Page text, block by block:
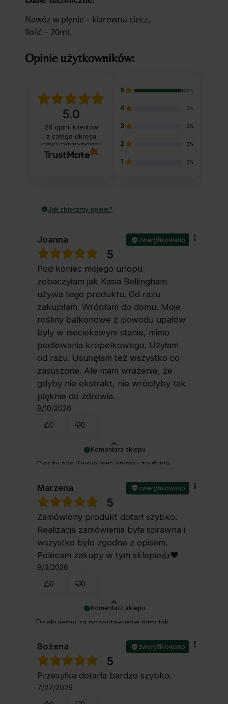
Nawóz w płynie – klarowna ciecz.
Ilość – 20ml.
Opinie użytkowników:
5.0
26 opinii klientów
z całego okresu
zebranych i zweryfikowanych przez
5 100%
4 0%
3 0%
2 0%
1 0%
Jak zbieramy opinie?
Komentarz sklepu
Cieszy nas Twoja miła opinia i zaufanie.
klientów jak Ty! 💚 Z pozdrowieniami, Ela i
obsługa sklepu.
Joanna zweryfikowano
5
Pod koniec mojego urlopu
zobaczyłam jak Kasia Bellingham
używa tego produktu. Od razu
zakupiłam. Wróciłam do domu. Moje
rośliny balkonowe z powodu upałów
były w nieciekawym stanie, mimo
podlewania kropelkowego. Użyłam
od razu. Usunęłam też wszystko co
zasuszone. Ale mam wrażenie, że
gdyby nie ekstrakt, nie wróciłyby tak
pięknie do zdrowia.
8/10/2026
0
0
Komentarz sklepu
Dziękujemy za pozostawienie nam tak
satysfakcja klienta i Twoja recenzja
potwierdza nasze wysiłki - dziękujemy raz
jeszcze
Marzena zweryfikowano
5
Zamówiony produkt dotarł szybko.
Realizacja zamówienia była sprawna i
wszystko było zgodne z opisem.
Polecam zakupy w tym sklepie👍️❤️
8/3/2026
0
0
Bożena zweryfikowano
5
Przesyłka dotarła bardzo szybko.
7/27/2026